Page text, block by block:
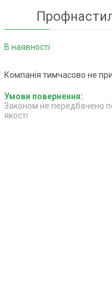
В наявності
Компанія тимчасово не
Законом не передбачено
якості